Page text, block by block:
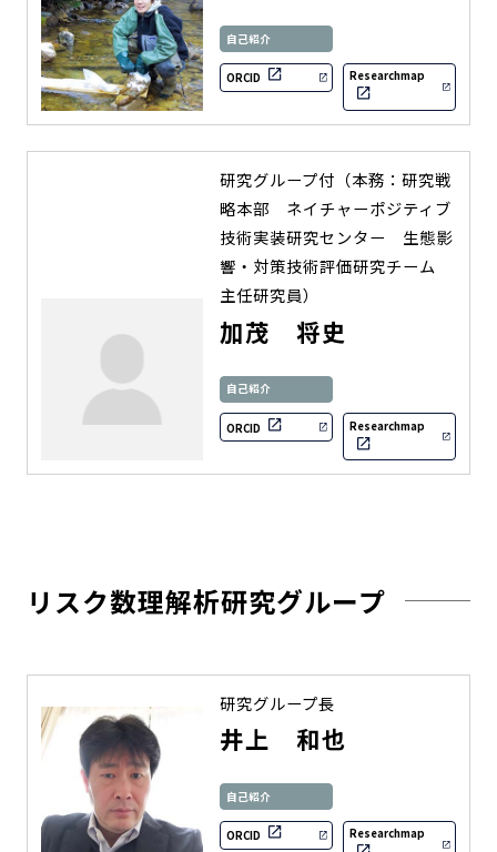
自己紹介
ORCID Researchmap
研究グループ付（本務：研究戦
略本部 ネイチャーポジティブ
技術実装研究センター 生態影
響・対策技術評価研究チーム
主任研究員）
加茂 将史
自己紹介
ORCID Researchmap
リスク数理解析研究グループ
研究グループ長
井上 和也
自己紹介
ORCID Researchmap